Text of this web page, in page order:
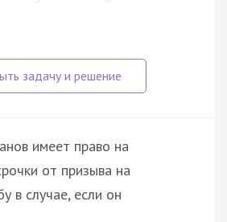
имеет право на
от призыва на
в случае, если он